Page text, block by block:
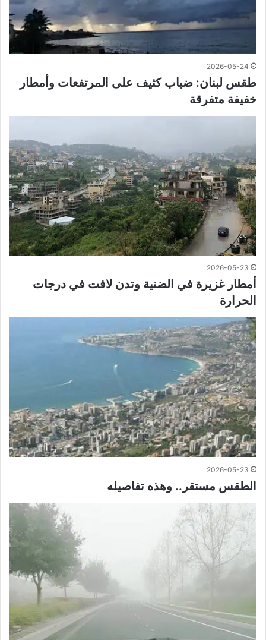
2026-05-24
طقس لبنان: ضباب كثيف على المرتفعات وأمطار
خفيفة متفرقة
2026-05-23
أمطار غزيرة في الضنية وتدن لافت في درجات
الحرارة
2026-05-23
الطقس مستقر.. وهذه تفاصيله